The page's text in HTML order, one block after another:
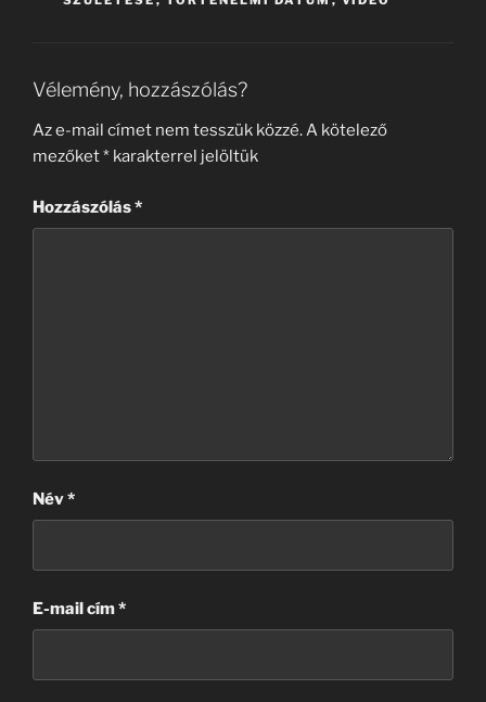
Vélemény, hozzászólás?
Az e-mail címet nem tesszük közzé.A kötelező
mezőket* karakterrel jelöltük
Hozzászólás*
Név*
E-mail cím*